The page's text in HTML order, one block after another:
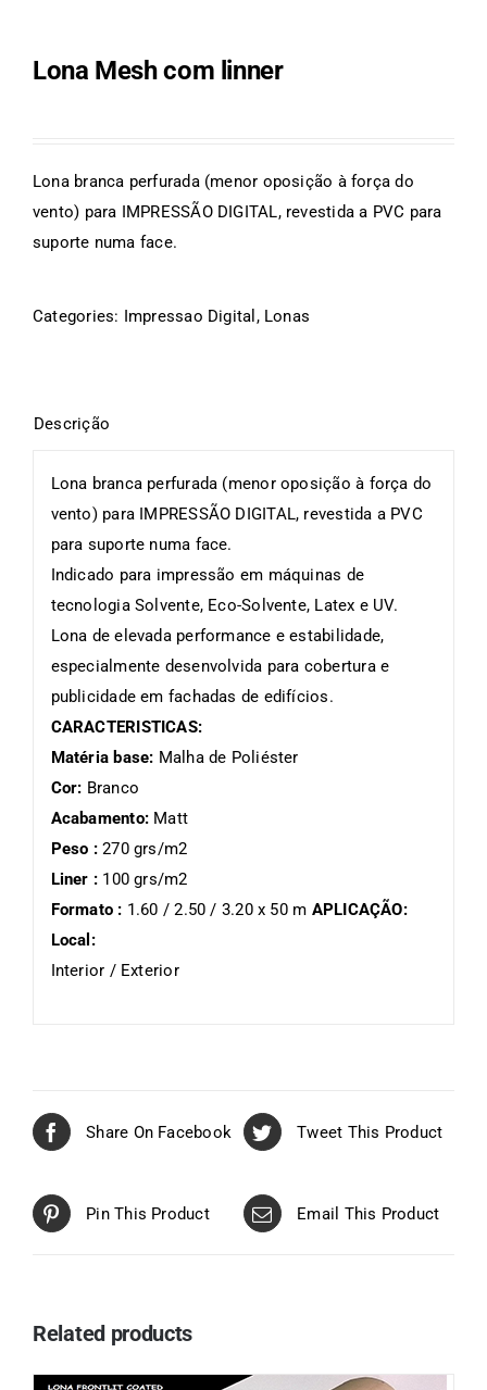
Lona Mesh com linner
Lona branca perfurada (menor oposição à força do
vento) para IMPRESSÃO DIGITAL, revestida a PVC para
suporte numa face.
Categories: Impressao Digital , Lonas
Lona branca perfurada (menor oposição à força do
vento) para IMPRESSÃO DIGITAL, revestida a PVC
para suporte numa face.
Indicado para impressão em máquinas de
tecnologia Solvente, Eco-Solvente, Latex e UV.
Lona de elevada performance e estabilidade,
especialmente desenvolvida para cobertura e
publicidade em fachadas de edifícios.
CARACTERISTICAS:
Matéria base: Malha de Poliéster
Cor: Branco
Acabamento: Matt
Peso :270 grs/m2
Liner : 100 grs/m2
Formato : 1.60 / 2.50 / 3.20 x 50 m APLICAÇÃO:
Local:
Interior / Exterior
Share On Facebook Tweet This Product
Pin This Product Email This Product
Related products